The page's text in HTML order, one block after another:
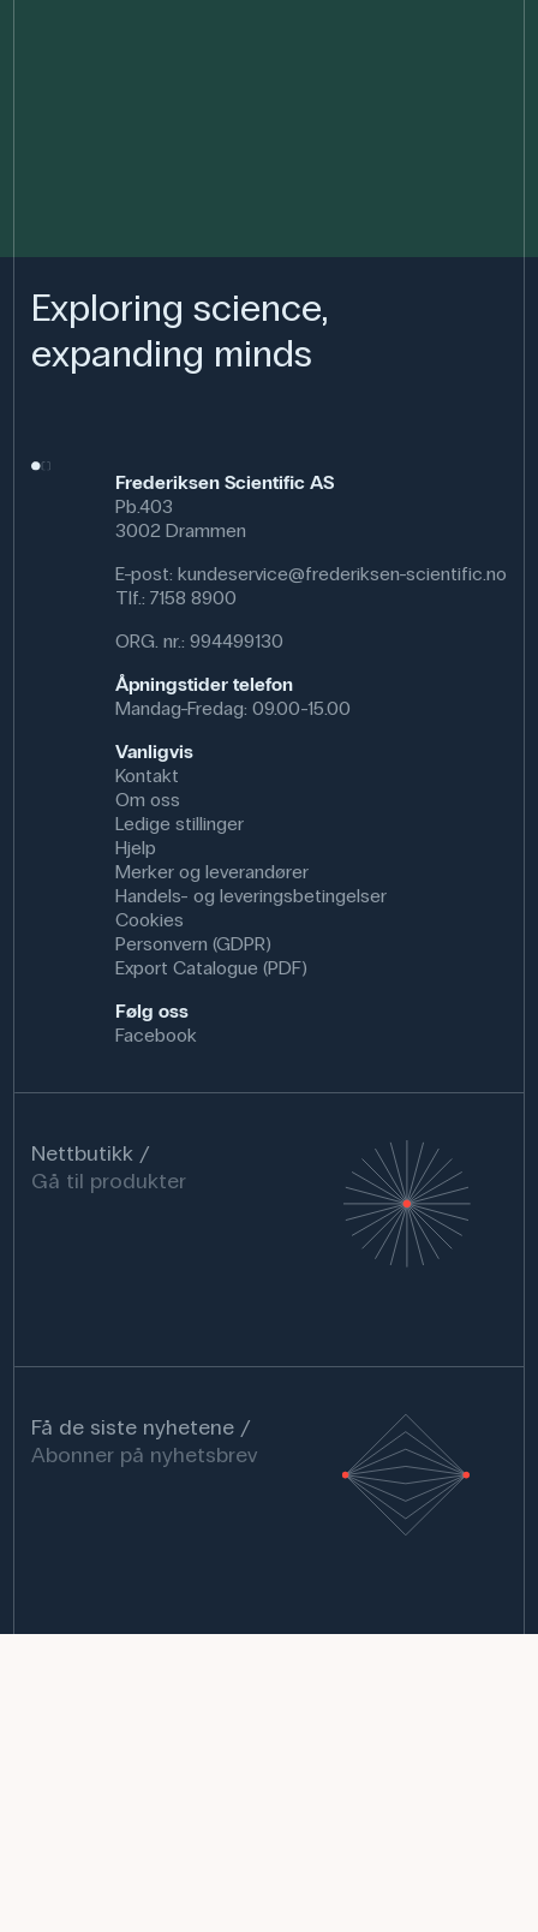
Exploring science,
expanding minds
Frederiksen Scientific AS
Pb.403
3002 Drammen
E-post: kundeservice@frederiksen-scientific.no
Tlf.: 7158 8900
ORG. nr.: 994499130
Åpningstider telefon
Mandag-Fredag: 09.00-15.00
Vanligvis
Kontakt
Om oss
Ledige stillinger
Hjelp
Merker og leverandører
Handels- og leveringsbetingelser
Cookies
Personvern (GDPR)
Export Catalogue (PDF)
Følg oss
Facebook
Nettbutikk
Gå til produkter
Få de siste nyhetene
Abonner på nyhetsbrev